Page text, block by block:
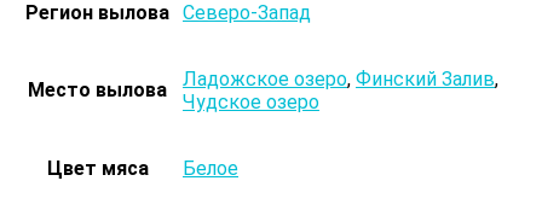
Регион вылова Северо-Запад
Место вылова Ладожское озеро, Финский Залив,
Чудское озеро
Цвет мяса Белое